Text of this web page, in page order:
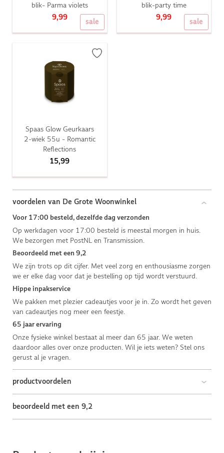
sale
blik- Parma violets
9,99
sale
blik-party time
9,99
Spaas Glow Geurkaars
2-wiek 55u - Romantic
Reflections
15,99
voordelen van De Grote Woonwinkel
Voor 17:00 besteld, dezelfde dag verzonden
Op werkdagen voor 17:00 besteld is meestal morgen in huis.
We bezorgen met PostNL en Transmission.
Beoordeeld met een 9,2
We zijn trots op dit cijfer. Met veel zorg en enthousiasme zorgen
we er elke dag voor dat je bestelling op tijd wordt verstuurd.
Hippe inpakservice
We pakken met plezier cadeautjes voor je in. Zo wordt het geven
van cadeautjes nog meer een feestje.
65 jaar ervaring
Onze fysieke winkel bestaat al meer dan 65 jaar. We weten
daardoor alles over onze producten. Wil je iets weten? Stel ons
gerust al je vragen.
productvoordelen
beoordeeld met een 9,2